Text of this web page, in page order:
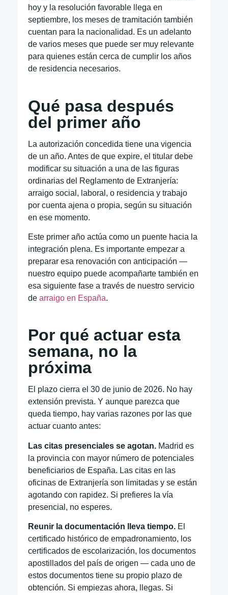
hoy y la resolución favorable llega en
septiembre, los meses de tramitación también
cuentan para la nacionalidad. Es un adelanto
de varios meses que puede ser muy relevante
para quienes están cerca de cumplir los años
de residencia necesarios.
Qué pasa después
del primer año
La autorización concedida tiene una vigencia
de un año. Antes de que expire, el titular debe
modificar su situación a una de las figuras
ordinarias del Reglamento de Extranjería:
arraigo social, laboral, o residencia y trabajo
por cuenta ajena o propia, según su situación
en ese momento.
Este primer año actúa como un puente hacia la
integración plena. Es importante empezar a
preparar esa renovación con anticipación —
nuestro equipo puede acompañarte también en
esa siguiente fase a través de nuestro servicio
de arraigo en España.
Por qué actuar esta
semana, no la
próxima
El plazo cierra el 30 de junio de 2026. No hay
extensión prevista. Y aunque parezca que
queda tiempo, hay varias razones por las que
actuar cuanto antes:
Las citas presenciales se agotan. Madrid es
la provincia con mayor número de potenciales
beneficiarios de España. Las citas en las
oficinas de Extranjería son limitadas y se están
agotando con rapidez. Si prefieres la vía
presencial, no esperes.
Reunir la documentación lleva tiempo. El
certificado histórico de empadronamiento, los
certificados de escolarización, los documentos
apostillados del país de origen — cada uno de
estos documentos tiene su propio plazo de
obtención. Si empiezas ahora, llegas. Si